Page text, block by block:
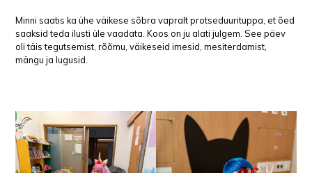
Minni saatis ka ühe väikese sõbra vapralt protseduurituppa, et õed
saaksid teda ilusti üle vaadata. Koos on ju alati julgem. See päev
oli täis tegutsemist, rõõmu, väikeseid imesid, mesiterdamist,
mängu ja lugusid.